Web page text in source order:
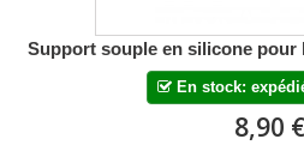
Support souple en silicone pour
En stock:
8,90 €